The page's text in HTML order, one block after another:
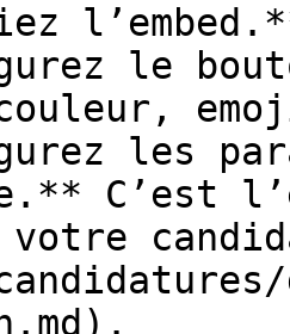
le
les
C’est
votre